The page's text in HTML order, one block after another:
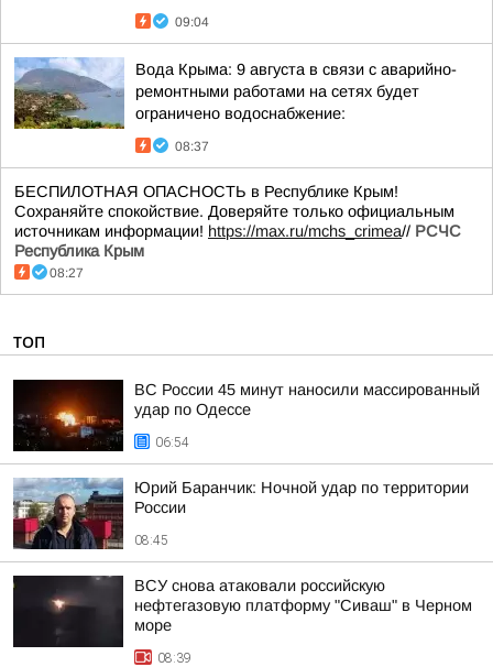
09:04
Вода Крыма: 9 августа в связи с аварийно-
ремонтными работами на сетях будет
ограничено водоснабжение:
08:37
БЕСПИЛОТНАЯ ОПАСНОСТЬ в Республике Крым!
Сохраняйте спокойствие. Доверяйте только официальным
источникам информации! https://max.ru/mchs_crimea// РСЧС
Республика Крым
08:27
ТОП
ВС России 45 минут наносили массированный
удар по Одессе
06:54
Юрий Баранчик: Ночной удар по территории
России
08:45
ВСУ снова атаковали российскую
нефтегазовую платформу "Сиваш" в Черном
море
08:39